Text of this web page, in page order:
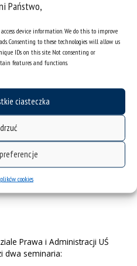
Państwo,
device information. We do this to improve
Consenting to these technologies will allow us
IDs on this site. Not consenting or
features and functions.
ciasteczka
cookies
na Wydziale Prawa i
11). We wtorek 31 maja 2022
wcześniejszej rejestracji za
. Zgłoszenia są
roku.
Prawa i Administracji UŚ
dwa seminaria: